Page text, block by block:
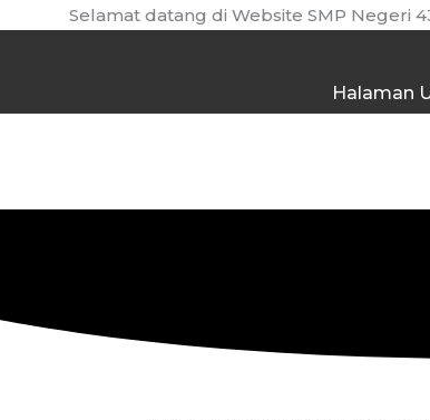
Selamat datang di Website SMP Negeri
Halaman